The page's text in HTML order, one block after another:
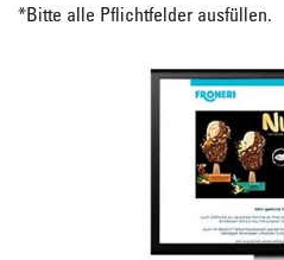
*Bitte alle Pflichtfelder ausfüllen.